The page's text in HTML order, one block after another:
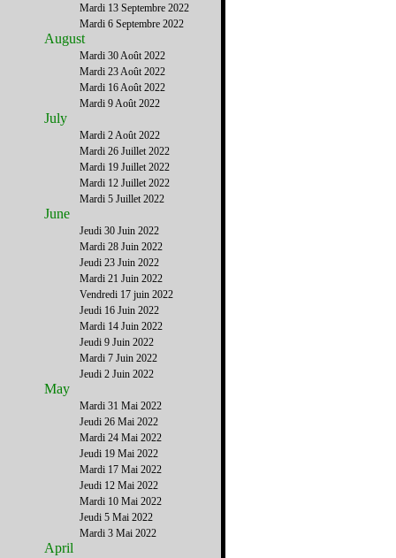
Mardi 13 Septembre 2022
Mardi 6 Septembre 2022
August
Mardi 30 Août 2022
Mardi 23 Août 2022
Mardi 16 Août 2022
Mardi 9 Août 2022
July
Mardi 2 Août 2022
Mardi 26 Juillet 2022
Mardi 19 Juillet 2022
Mardi 12 Juillet 2022
Mardi 5 Juillet 2022
June
Jeudi 30 Juin 2022
Mardi 28 Juin 2022
Jeudi 23 Juin 2022
Mardi 21 Juin 2022
Vendredi 17 juin 2022
Jeudi 16 Juin 2022
Mardi 14 Juin 2022
Jeudi 9 Juin 2022
Mardi 7 Juin 2022
Jeudi 2 Juin 2022
May
Mardi 31 Mai 2022
Jeudi 26 Mai 2022
Mardi 24 Mai 2022
Jeudi 19 Mai 2022
Mardi 17 Mai 2022
Jeudi 12 Mai 2022
Mardi 10 Mai 2022
Jeudi 5 Mai 2022
Mardi 3 Mai 2022
April